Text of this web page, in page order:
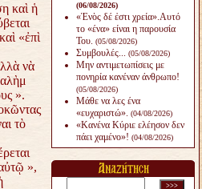
καὶ ἡ
«ἐπὶ
νὰ
».
τὸ
»,
(06/08/2026)
«Ἑνὸς δέ ἐστι χρεία».Αυτό
το «ένα» είναι η παρουσία
Του. (05/08/2026)
Συμβουλές... (05/08/2026)
Μην αντιμετωπίσεις με
πονηρία κανέναν άνθρω­πο!
(05/08/2026)
Μάθε να λες ένα
«ευχαριστώ». (04/08/2026)
«Κανένα Κύριε ελέησον δεν
πάει χαμένο»! (04/08/2026)